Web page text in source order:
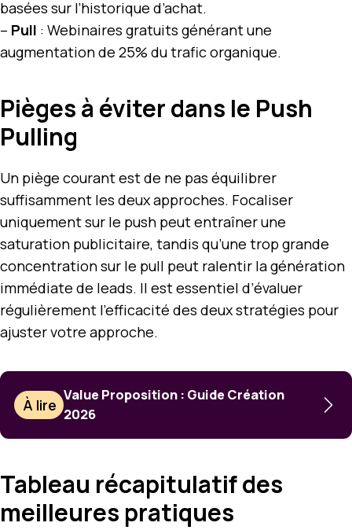
basées sur l’historique d’achat.
– Pull : Webinaires gratuits générant une
augmentation de 25% du trafic organique.
Pièges à éviter dans le Push
Pulling
Un piège courant est de ne pas équilibrer
suffisamment les deux approches. Focaliser
uniquement sur le push peut entraîner une
saturation publicitaire, tandis qu’une trop grande
concentration sur le pull peut ralentir la génération
immédiate de leads. Il est essentiel d’évaluer
régulièrement l’efficacité des deux stratégies pour
ajuster votre approche.
À lire
Value Proposition : Guide Création
2026
Tableau récapitulatif des
meilleures pratiques